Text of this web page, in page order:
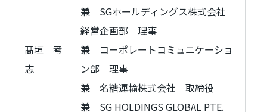
髙垣 考
志
兼 SGホールディングス株式会社
経営企画部 理事
兼 コーポレートコミュニケーショ
ン部 理事
兼 名糖運輸株式会社 取締役
兼 SG HOLDINGS GLOBAL PTE.